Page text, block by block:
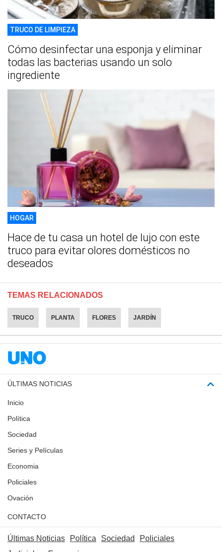
TRUCO DE LIMPIEZA
Cómo desinfectar una esponja y eliminar
todas las bacterias usando un solo
ingrediente
HOGAR
Hace de tu casa un hotel de lujo con este
truco para evitar olores domésticos no
deseados
TEMAS RELACIONADOS
TRUCO PLANTA FLORES JARDÍN
ÚLTIMAS NOTICIAS
Inicio
Política
Sociedad
Series y Películas
Economia
Policiales
Ovación
CONTACTO
Últimas Noticias Política Sociedad
Policiales